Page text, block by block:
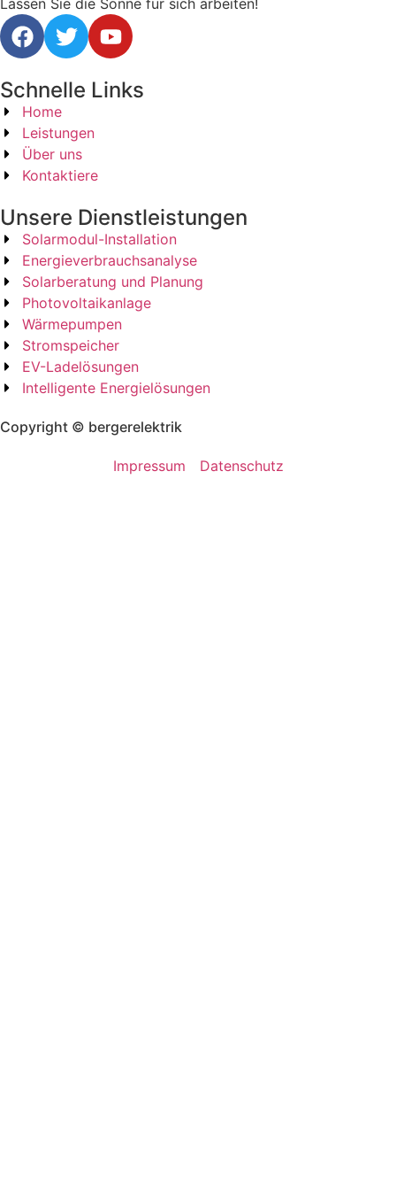
Lassen Sie die Sonne für sich arbeiten!
Schnelle Links
Home
Leistungen
Über uns
Kontaktiere
Unsere Dienstleistungen
Solarmodul-Installation
Energieverbrauchsanalyse
Solarberatung und Planung
Photovoltaikanlage
Wärmepumpen
Stromspeicher
EV-Ladelösungen
Intelligente Energielösungen
Copyright © bergerelektrik
Impressum Datenschutz